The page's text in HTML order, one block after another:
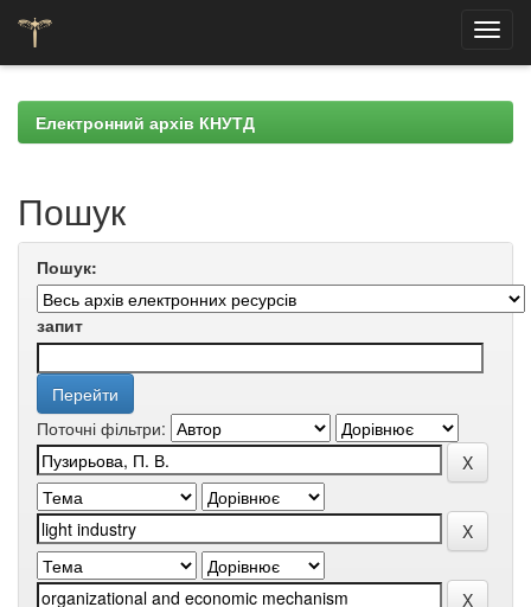
navigationЕлектронний архів КНУТД
Пошук
Пошук:
запит
Поточні фільтри: